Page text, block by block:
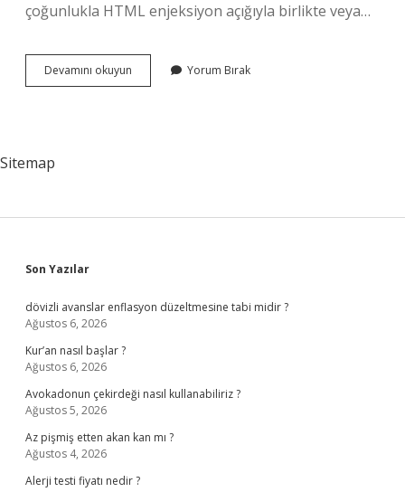
çoğunlukla HTML enjeksiyon açığıyla birlikte veya…
Devamını okuyun Bilgisayarda
Betik
Yorum Bırak
Sitemap
Sidebar
Son Yazılar
dövizli avanslar enflasyon düzeltmesine tabi midir ?
Ağustos 6, 2026
Kur’an nasıl başlar ?
Ağustos 6, 2026
Avokadonun çekirdeği nasıl kullanabiliriz ?
Ağustos 5, 2026
Az pişmiş etten akan kan mı ?
Ağustos 4, 2026
Alerji testi fiyatı nedir ?